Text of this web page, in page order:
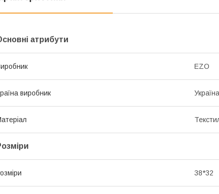
атрибути
EZO
виробник Україна
38*32